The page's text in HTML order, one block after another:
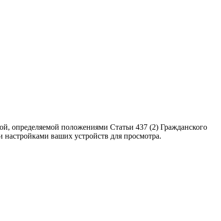
определяемой положениями Статьи 437 (2) Гражданского
настройками ваших устройств для просмотра.